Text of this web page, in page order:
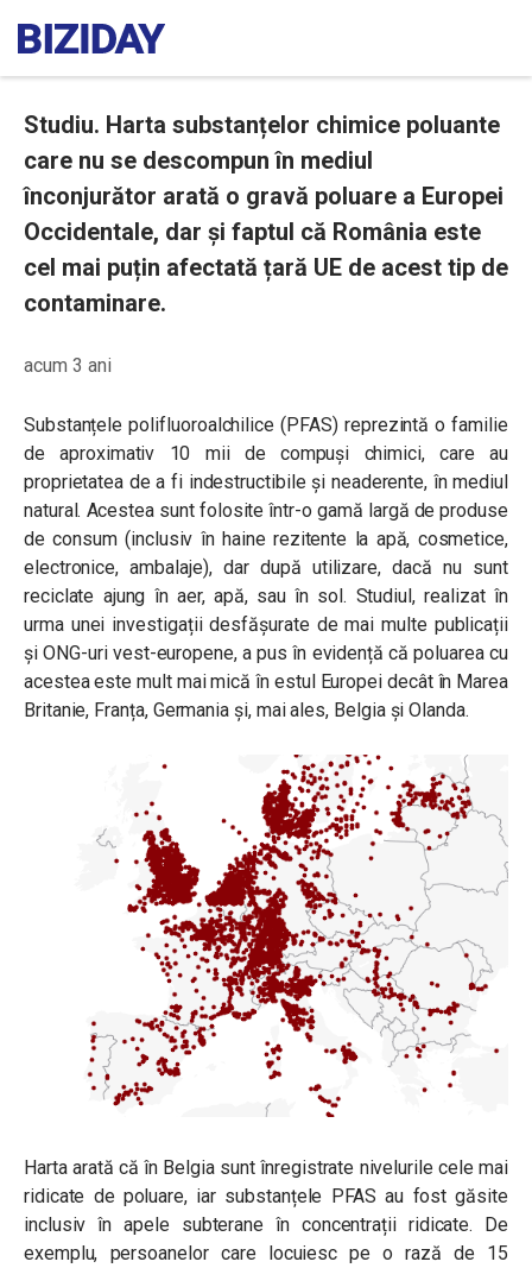
Studiu. Harta substanțelor chimice poluante
care nu se descompun în mediul
înconjurător arată o gravă poluare a Europei
Occidentale, dar și faptul că România este
cel mai puțin afectată țară UE de acest tip de
contaminare.
acum 3 ani
Substanțele polifluoroalchilice (PFAS) reprezintă o familie
de aproximativ 10 mii de compuși chimici, care au
proprietatea de a fi indestructibile și neaderente, în mediul
natural. Acestea sunt folosite într-o gamă largă de produse
de consum (inclusiv în haine rezitente la apă, cosmetice,
electronice, ambalaje), dar după utilizare, dacă nu sunt
reciclate ajung în aer, apă, sau în sol. Studiul, realizat în
urma unei investigații desfășurate de mai multe publicații
și ONG-uri vest-europene, a pus în evidență că poluarea cu
acestea este mult mai mică în estul Europei decât în Marea
Britanie, Franța, Germania și, mai ales, Belgia și Olanda.
Harta arată că în Belgia sunt înregistrate nivelurile cele mai
ridicate de poluare, iar substanțele PFAS au fost găsite
inclusiv în apele subterane în concentrații ridicate. De
exemplu, persoanelor care locuiesc pe o rază de 15